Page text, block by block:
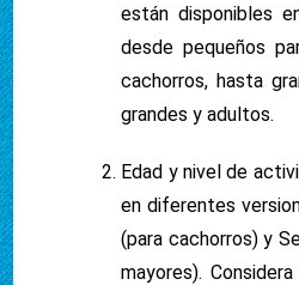
están disponibles
desde pequeños
cachorros, hasta
grandes y adultos.
Edad y nivel de
en diferentes
(para cachorros) y
mayores).